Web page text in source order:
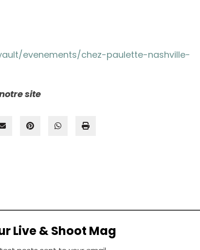
evenements/chez-paulette-nashville-
site
Live & Shoot Mag